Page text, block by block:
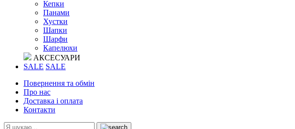
Кепки
Панами
Хустки
Шапки
Шарфи
Капелюхи
АКСЕСУАРИ
SALE SALE
Повернення та обмін
Про нас
Доставка і оплата
Контакти